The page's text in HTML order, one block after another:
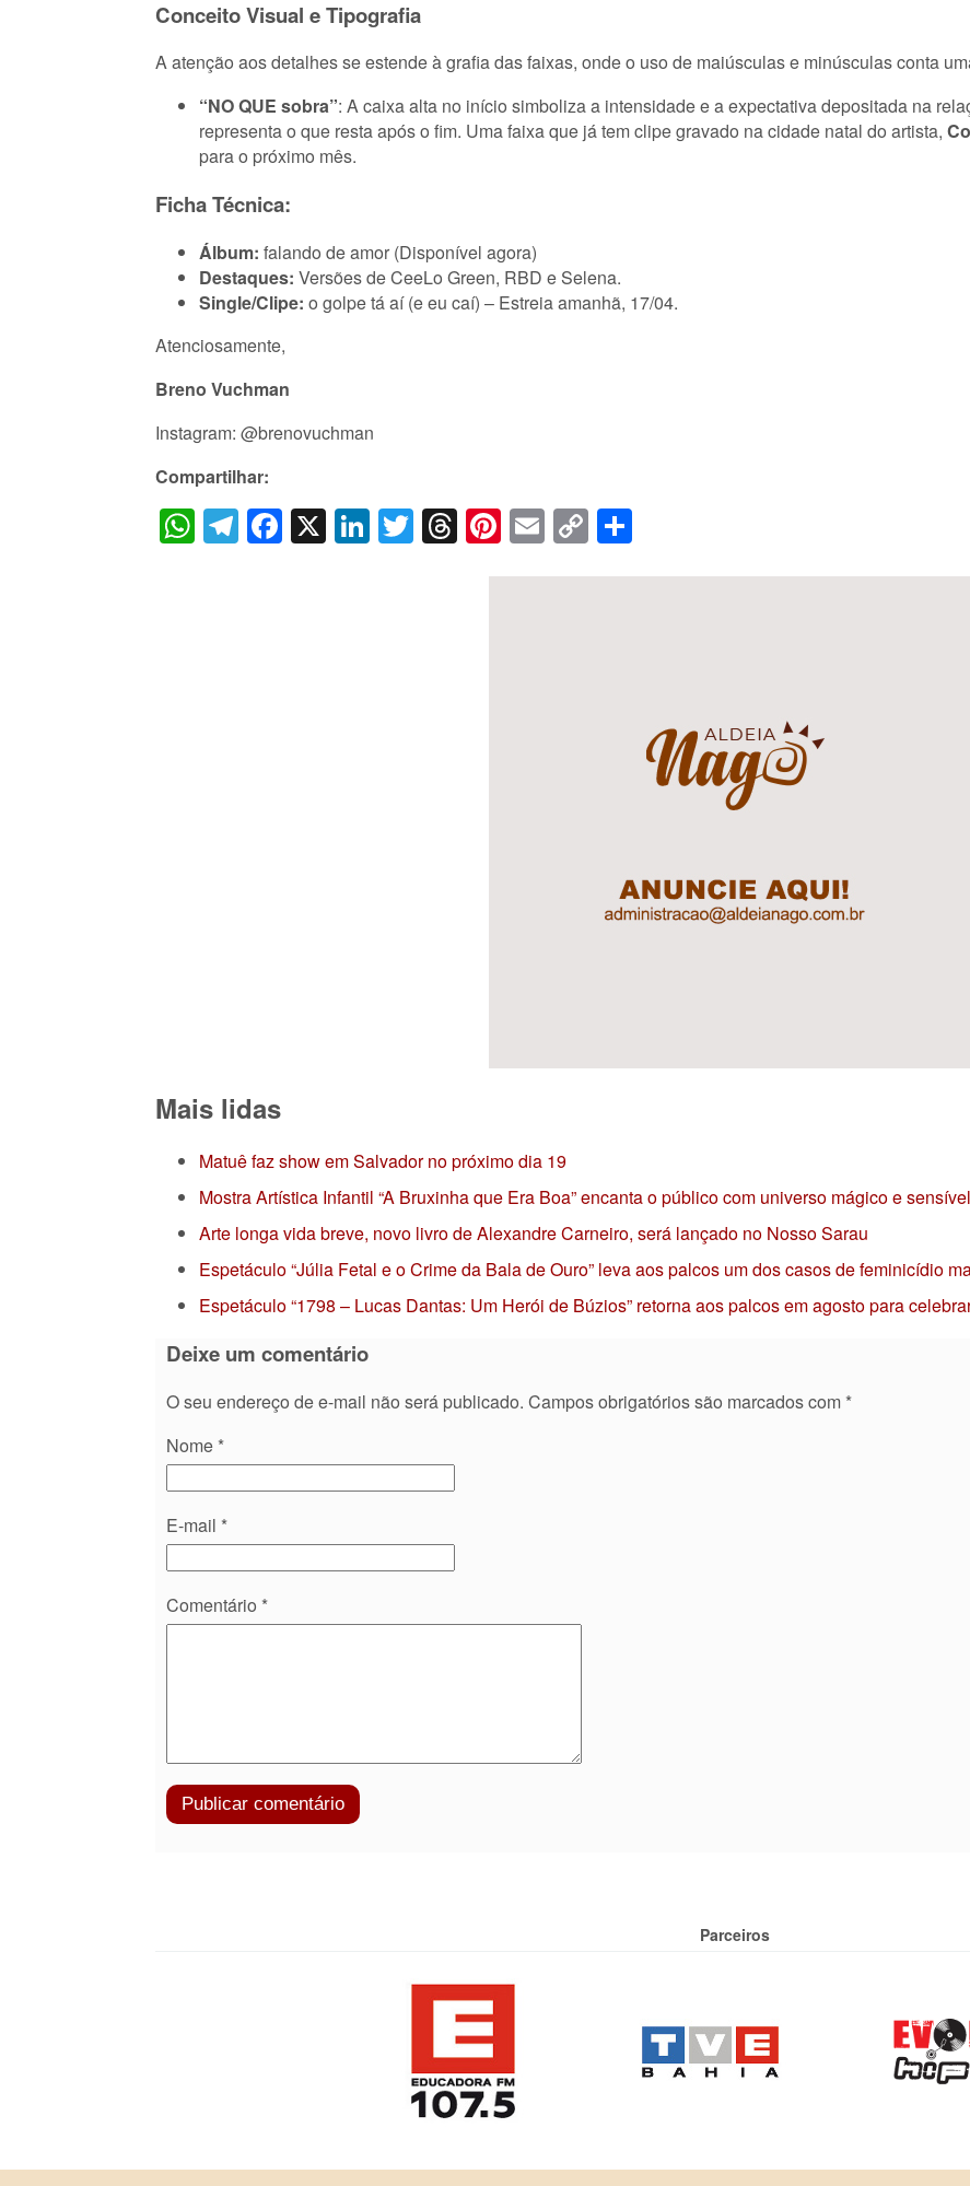
Conceito Visual e Tipografia
A atenção aos detalhes se estende à grafia das faixas, onde o uso de maiúsculas e minúsculas conta
“NO QUE sobra”: A caixa alta no início simboliza a intensidade e a expectativa depositada na
representa o que resta após o fim. Uma faixa que já tem clipe gravado na cidade natal do artista,
para o próximo mês.
Ficha Técnica:
Álbum: falando de amor (Disponível agora)
Destaques: Versões de CeeLo Green, RBD e Selena.
Single/Clipe: o golpe tá aí (e eu caí) – Estreia amanhã, 17/04.
Atenciosamente,
Breno Vuchman
Instagram: @brenovuchman
Compartilhar:
WhatsApp
Telegram
Facebook
X LinkedIn
Twitter
Threads
Pinterest
Email
Copy
Link
Mais lidas
Matuê faz show em Salvador no próximo dia 19
Mostra Artística Infantil “A Bruxinha que Era Boa” encanta o público com universo mágico e sensível
Arte longa vida breve, novo livro de Alexandre Carneiro, será lançado no Nosso Sarau
Espetáculo “Júlia Fetal e o Crime da Bala de Ouro” leva aos palcos um dos casos de feminicídio
Espetáculo “1798 – Lucas Dantas: Um Herói de Búzios” retorna aos palcos em agosto para
Deixe um comentário
O seu endereço de e-mail não será publicado. Campos obrigatórios são marcados com *
Nome *
E-mail *
Comentário *
Parceiros